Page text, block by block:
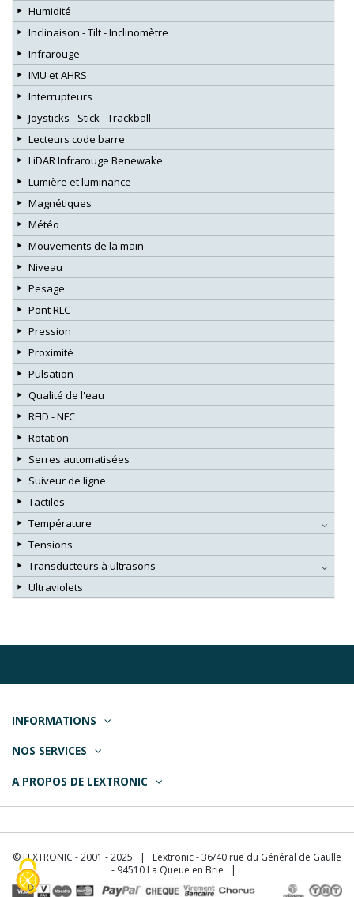
Humidité
Inclinaison - Tilt - Inclinomètre
Infrarouge
IMU et AHRS
Interrupteurs
Joysticks - Stick - Trackball
Lecteurs code barre
LiDAR Infrarouge Benewake
Lumière et luminance
Magnétiques
Météo
Mouvements de la main
Niveau
Pesage
Pont RLC
Pression
Proximité
Pulsation
Qualité de l'eau
RFID - NFC
Rotation
Serres automatisées
Suiveur de ligne
Tactiles
Température
Tensions
Transducteurs à ultrasons
Ultraviolets
INFORMATIONS
NOS SERVICES
A PROPOS DE LEXTRONIC
© LEXTRONIC - 2001 - 2025 | Lextronic - 36/40 rue du Général de Gaulle
- 94510 La Queue en Brie |